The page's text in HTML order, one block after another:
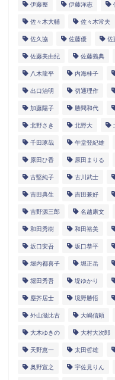
伊藤整 伊藤洋志
佐々木大輔 佐々木常夫
佐久協 佐藤優 佐
佐藤美由紀 佐藤義典
八木龍平 内海桂子
出口治明 切通理作
加藤陽子 勝間和代
北野さき 北野大
千田琢哉 午堂登紀雄
原田ひ香 原田まりる
古堅純子 古川武士
吉田典生 吉田兼好
吉野源三郎 名越康文
和田秀樹 和田裕美
坂口安吾 坂口恭平
堀内都喜子 堀正岳
堀田秀吾 堤ゆかり
塵芥居士 境野勝悟
外山滋比古 大嶋信頼
大木ゆきの 大村大次郎
天野恵一 太田哲雄
奥野宣之 宇佐見りん